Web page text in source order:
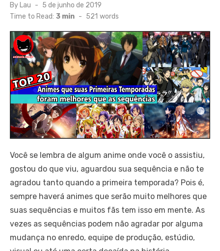
By Lau
Posted
on
5 de junho de 2019
Time to Read: 3 min - 521 words
Você se lembra de algum anime onde você o assistiu,
gostou do que viu, aguardou sua sequência e não te
agradou tanto quando a primeira temporada? Pois é,
sempre haverá animes que serão muito melhores que
suas sequências e muitos fãs tem isso em mente. As
vezes as sequências podem não agradar por alguma
mudança no enredo, equipe de produção, estúdio,